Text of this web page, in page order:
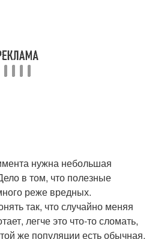
нужна небольшая
в том, что полезные
реже вредных.
так, что случайно меняя
легче это что-то сломать,
же популяции есть обычная,